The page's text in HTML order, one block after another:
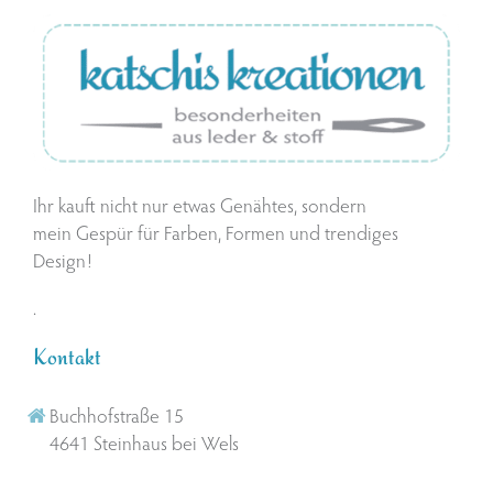
Ihr kauft nicht nur etwas Genähtes, sondern
mein Gespür für Farben, Formen und trendiges
Design!
.
Kontakt
Buchhofstraße 15
4641 Steinhaus bei Wels